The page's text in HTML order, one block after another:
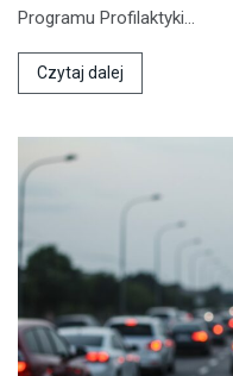
Programu Profilaktyki…
Czytaj dalej